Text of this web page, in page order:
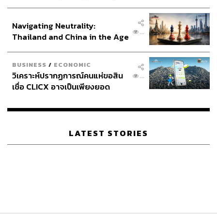
Navigating Neutrality:
Thailand and China in the Age
...
BUSINESS / ECONOMIC
วิเคราะห์ปรากฏการณ์คนแห่ขอสิน
เชื่อ CLICX อาจเป็นเพียงยอด
เรือนไทยที่ถูกซุกไว้
...
LATEST STORIES